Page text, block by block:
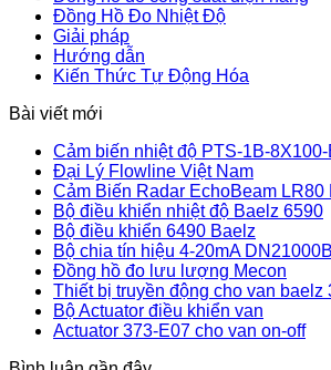
Đồng Hồ Đo Nhiệt Độ
Giải pháp
Hướng dẫn
Kiến Thức Tự Động Hóa
Bài viết mới
Cảm biến nhiệt độ PTS-1B-8X100-
Đại Lý Flowline Việt Nam
Cảm Biến Radar EchoBeam LR80
Bộ điều khiển nhiệt độ Baelz 6590
Bộ điều khiển 6490 Baelz
Bộ chia tín hiệu 4-20mA DN21000B
Đồng hồ đo lưu lượng Mecon
Thiết bị truyền động cho van baelz
Bộ Actuator điều khiển van
Actuator 373-E07 cho van on-off